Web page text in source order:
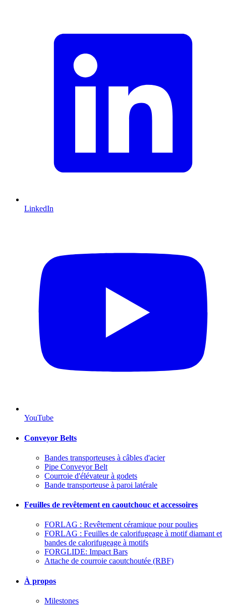
LinkedIn
YouTube
Conveyor Belts
Bandes transporteuses à câbles d'acier
Pipe Conveyor Belt
Courroie d'élévateur à godets
Bande transporteuse à paroi latérale
Feuilles de revêtement en caoutchouc et accessoires
FORLAG : Revêtement céramique pour poulies
FORLAG : Feuilles de calorifugeage à motif diamant et
bandes de calorifugeage à motifs
FORGLIDE: Impact Bars
Attache de courroie caoutchoutée (RBF)
À propos
Milestones